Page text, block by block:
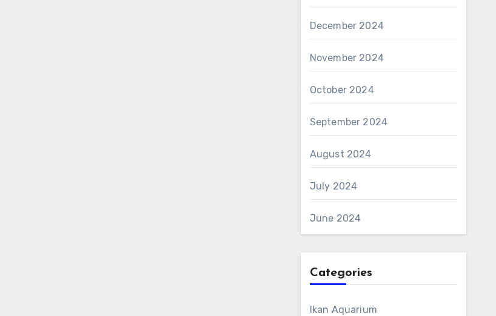
December 2024
November 2024
October 2024
September 2024
August 2024
July 2024
June 2024
Categories
Ikan Aquarium